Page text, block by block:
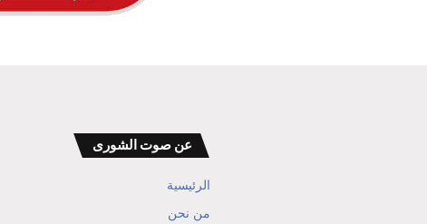
عن صوت الشورى
الرئيسية
من نحن